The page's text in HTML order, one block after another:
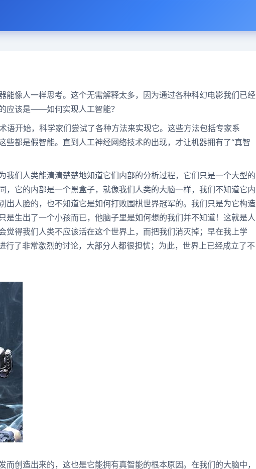
能像人一样思考。这个无需解释太多，因为通过各种科幻电影我们已经
应该是——如何实现人工智能？
语开始，科学家们尝试了各种方法来实现它。这些方法包括专家系
些都是假智能。直到人工神经网络技术的出现，才让机器拥有了“真智
我们人类能清清楚楚地知道它们内部的分析过程，它们只是一个大型的
，它的内部是一个黑盒子，就像我们人类的大脑一样，我们不知道它内
出人脸的，也不知道它是如何打败围棋世界冠军的。我们只是为它构造
是生出了一个小孩而已，他脑子里是如何想的我们并不知道！这就是人
觉得我们人类不应该活在这个世界上，而把我们消灭掉；早在我上学
行了非常激烈的讨论，大部分人都很担忧；为此，世界上已经成立了不
创造出来的，这也是它能拥有真智能的根本原因。在我们的大脑中，